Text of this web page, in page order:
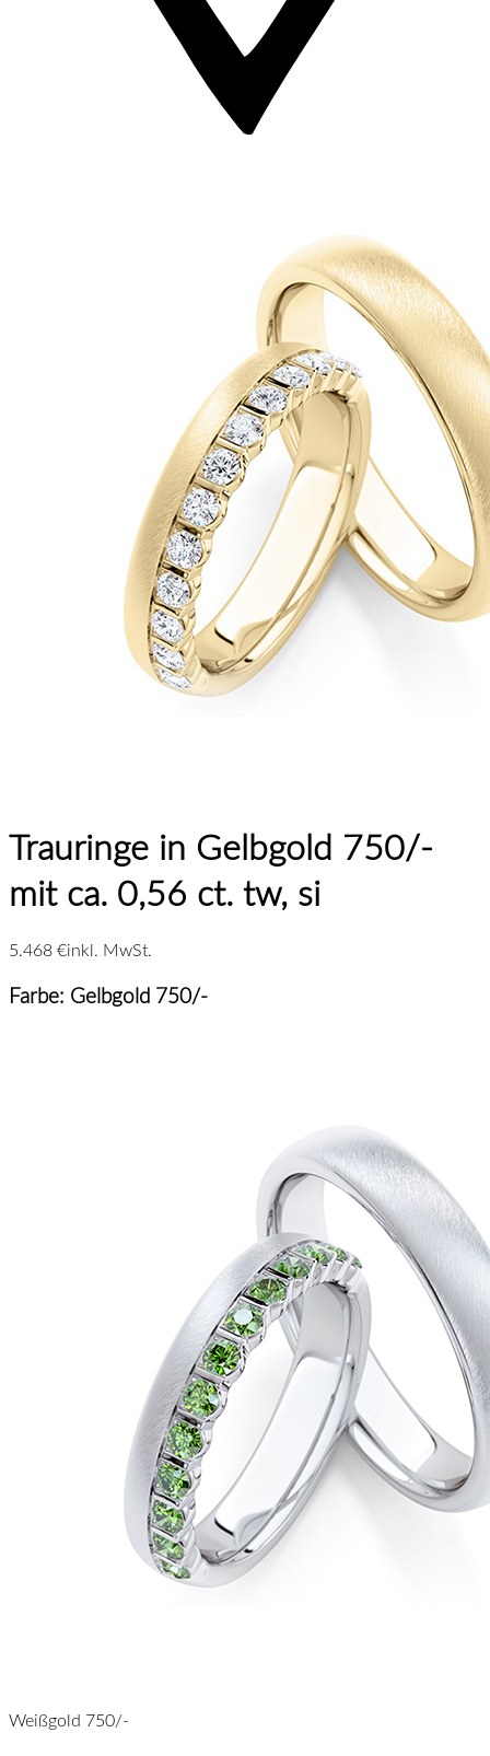
Trauringe in Gelbgold 750/-
mit ca. 0,56 ct. tw, si
5.468 €inkl. MwSt.
Farbe: Gelbgold 750/-
Weißgold 750/-